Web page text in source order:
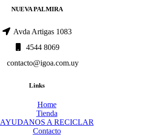
NUEVA PALMIRA
Avda Artigas 1083
4544 8069
contacto@igoa.com.uy
Links
Home
Tienda
AYUDANOS A RECICLAR
Contacto